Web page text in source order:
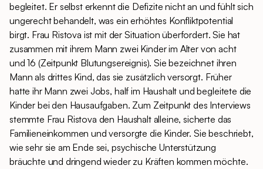
begleitet. Er selbst erkennt die Defizite nicht an und fühlt sich
ungerecht behandelt, was ein erhöhtes Konfliktpotential
birgt. Frau Ristova ist mit der Situation überfordert. Sie hat
zusammen mit ihrem Mann zwei Kinder im Alter von acht
und 16 (Zeitpunkt Blutungsereignis). Sie bezeichnet ihren
Mann als drittes Kind, das sie zusätzlich versorgt. Früher
hatte ihr Mann zwei Jobs, half im Haushalt und begleitete die
Kinder bei den Hausaufgaben. Zum Zeitpunkt des Interviews
stemmte Frau Ristova den Haushalt alleine, sicherte das
Familieneinkommen und versorgte die Kinder. Sie beschriebt,
wie sehr sie am Ende sei, psychische Unterstützung
bräuchte und dringend wieder zu Kräften kommen möchte.